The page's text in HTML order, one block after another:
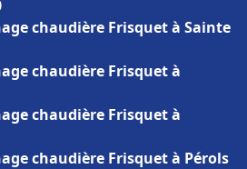
chaudière Frisquet à Sainte
chaudière Frisquet à
chaudière Frisquet à
chaudière Frisquet à Pérols